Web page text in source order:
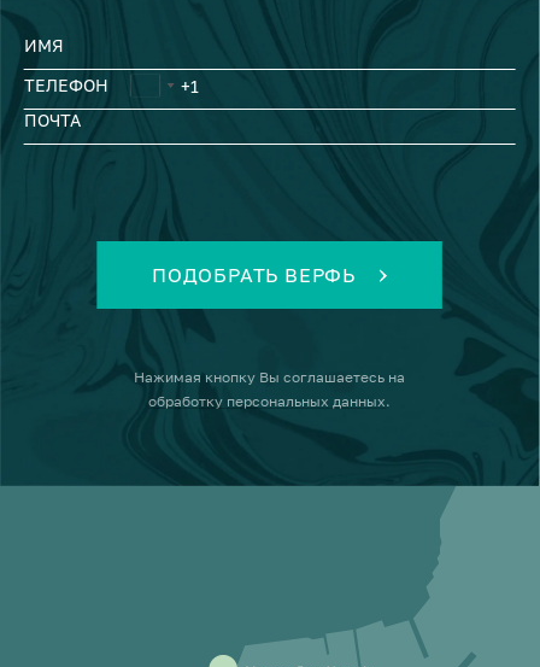
ИМЯ
ТЕЛЕФОН
ПОЧТА
ПОДОБРАТЬ ВЕРФЬ
Нажимая кнопку Вы соглашаетесь на
обработку персональных данных.